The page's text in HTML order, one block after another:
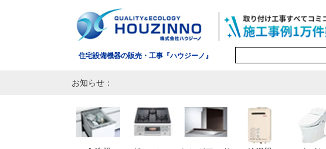
住宅設備機器の販売・工事『ハウジーノ』
お知らせ：